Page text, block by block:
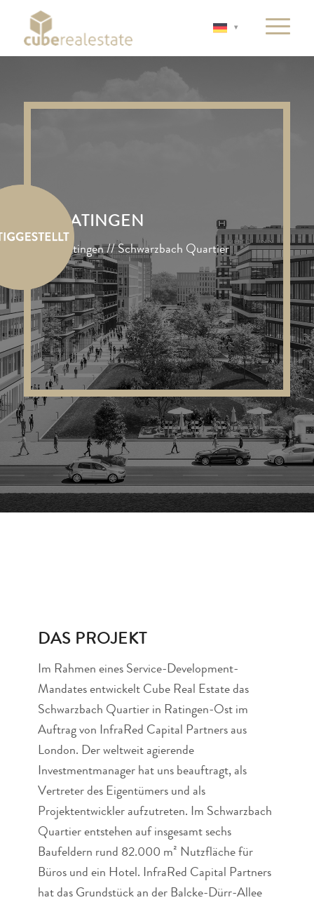
RATINGEN
Ratingen // Schwarzbach Quartier
DAS PROJEKT
Im Rahmen eines Service-Development-
Mandates entwickelt Cube Real Estate das
Schwarzbach Quartier in Ratingen-Ost im
Auftrag von InfraRed Capital Partners aus
London. Der weltweit agierende
Investmentmanager hat uns beauftragt, als
Vertreter des Eigentümers und als
Projektentwickler aufzutreten. Im Schwarzbach
Quartier entstehen auf insgesamt sechs
Baufeldern rund 82.000 m² Nutzfläche für
Büros und ein Hotel. InfraRed Capital Partners
hat das Grundstück an der Balcke-Dürr-Allee